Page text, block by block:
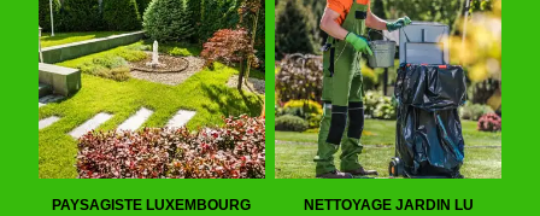
PAYSAGISTE LUXEMBOURG NETTOYAGE JARDIN LU